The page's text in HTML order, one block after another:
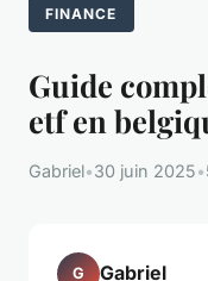
FINANCE
Guide
etf en
Gabriel•30 juin 2025•
G Gabriel